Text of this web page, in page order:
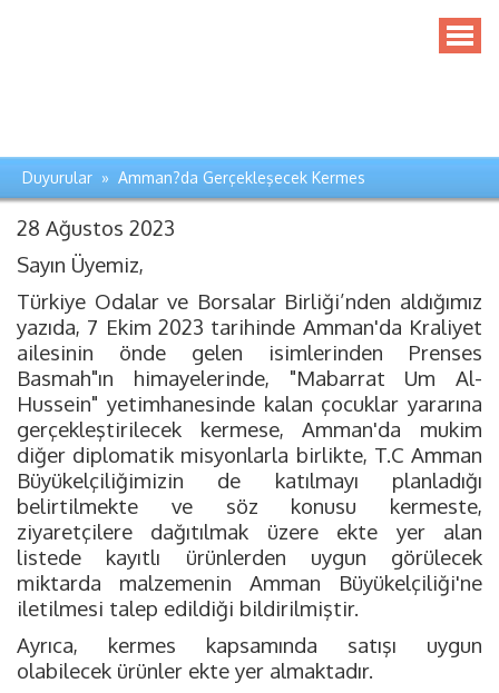
Duyurular » Amman?da Gerçekleşecek Kermes
28 Ağustos 2023
Sayın Üyemiz,
Türkiye Odalar ve Borsalar Birliği’nden aldığımız
yazıda, 7 Ekim 2023 tarihinde Amman'da Kraliyet
ailesinin önde gelen isimlerinden Prenses
Basmah"ın himayelerinde, "Mabarrat Um Al-
Hussein" yetimhanesinde kalan çocuklar yararına
gerçekleştirilecek kermese, Amman'da mukim
diğer diplomatik misyonlarla birlikte, T.C Amman
Büyükelçiliğimizin de katılmayı planladığı
belirtilmekte ve söz konusu kermeste,
ziyaretçilere dağıtılmak üzere ekte yer alan
listede kayıtlı ürünlerden uygun görülecek
miktarda malzemenin Amman Büyükelçiliği'ne
iletilmesi talep edildiği bildirilmiştir.
Ayrıca, kermes kapsamında satışı uygun
olabilecek ürünler ekte yer almaktadır.